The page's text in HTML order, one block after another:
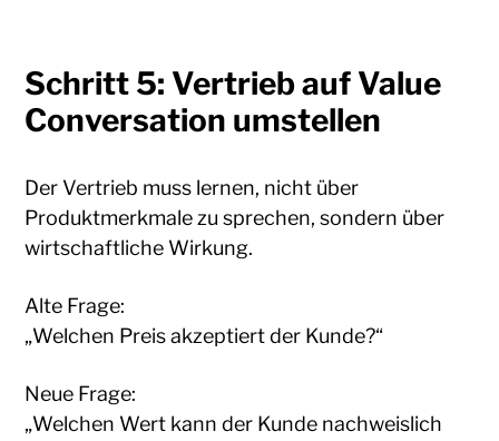
Schritt 5: Vertrieb auf Value
Conversation umstellen
Der Vertrieb muss lernen, nicht über
Produktmerkmale zu sprechen, sondern über
wirtschaftliche Wirkung.
Alte Frage:
„Welchen Preis akzeptiert der Kunde?“
Neue Frage:
„Welchen Wert kann der Kunde nachweislich